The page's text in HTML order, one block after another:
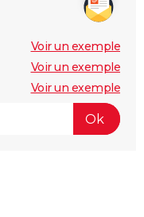
Voir un exemple
Voir un exemple
Voir un exemple